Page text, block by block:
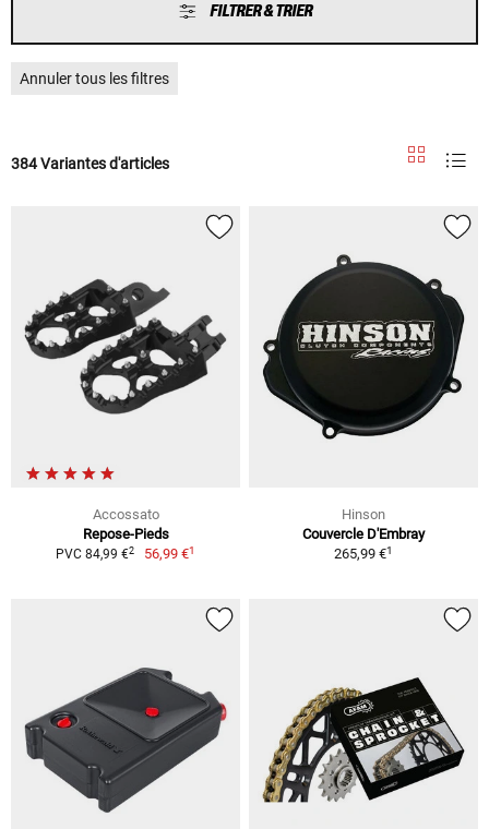
FILTRER & TRIER
Annuler tous les filtres
384 Variantes d'articles
Accossato
Repose-Pieds
PVC 84,99 €2 56,99 €1
Hinson
Couvercle D'Embray
265,99 €1